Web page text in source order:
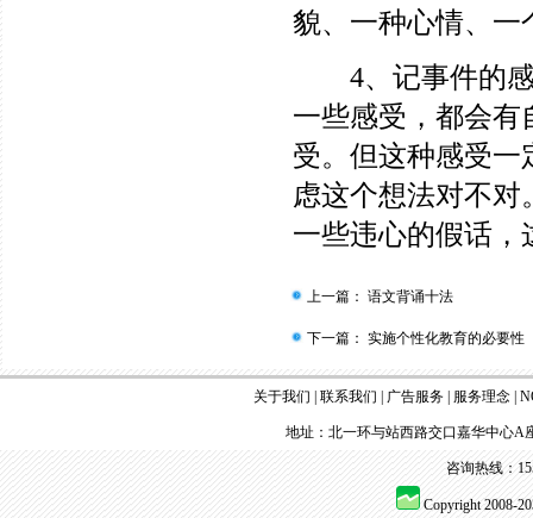
貌、一种心情、一
4、记事件的感
一些感受，都会有
受。但这种感受一
虑这个想法对不
一些违心的假话，
上一篇： 语文背诵十法
下一篇： 实施个性化教育的必要性
关于我们 联系我们 广告服务| 服务理念|
地址：北一环与站西路交口嘉华中心
咨询热线：
Copyright 2008-